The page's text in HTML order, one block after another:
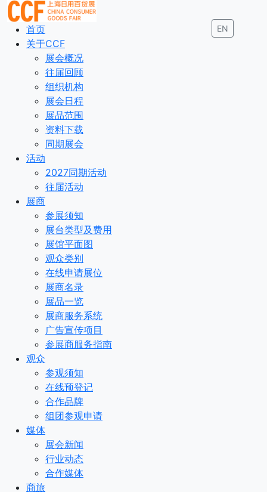
EN
首页
关于CCF
展会概况
往届回顾
组织机构
展会日程
展品范围
资料下载
同期展会
活动
2027同期活动
往届活动
展商
参展须知
展台类型及费用
展馆平面图
观众类别
在线申请展位
展商名录
展品一览
展商服务系统
广告宣传项目
参展商服务指南
观众
参观须知
在线预登记
合作品牌
组团参观申请
媒体
展会新闻
行业动态
合作媒体
商旅